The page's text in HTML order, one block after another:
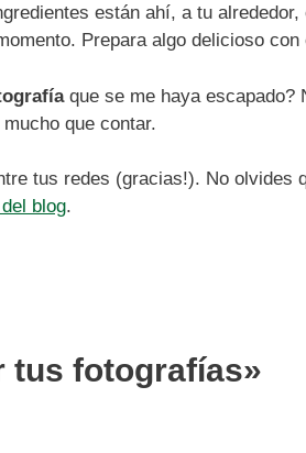
están ahí, a tu alrededor,
Prepara algo delicioso con
que se me haya escapado?
que contar.
tus redes (gracias!). No olvides
blog.
tus fotografías»